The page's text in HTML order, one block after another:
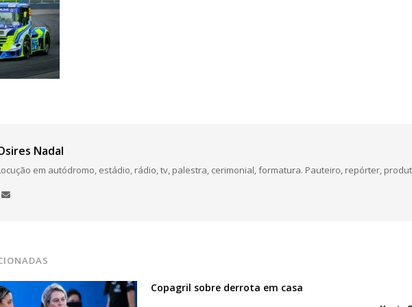
Nadal
em autódromo, estádio, rádio, tv, palestra, cerimonial, formatura. Pauteiro, repórter,
Copagril sobre derrota em casa